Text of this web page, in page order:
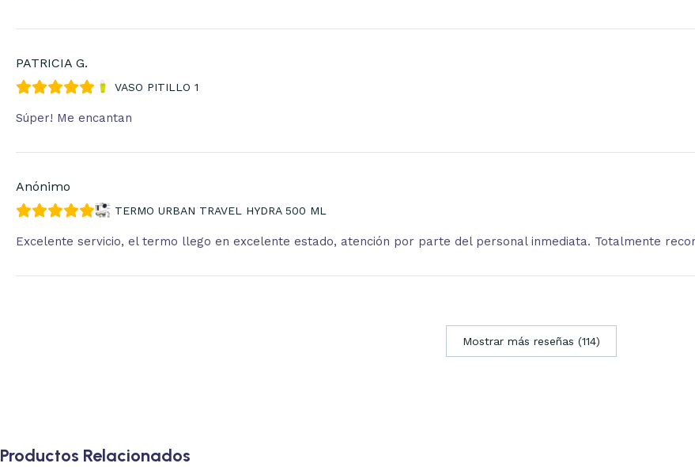
PATRICIA G.
VASO PITILLO 1
Súper! Me encantan
Anónimo
TERMO URBAN TRAVEL HYDRA 500 ML
Excelente servicio, el termo llego en excelente estado, atención por parte del personal inmediata. Totalmente
Mostrar más reseñas (114)
Productos Relacionados